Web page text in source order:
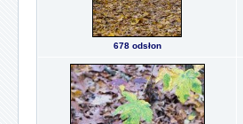
678 odsłon